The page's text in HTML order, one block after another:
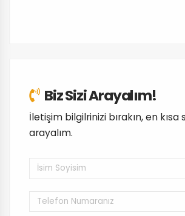
Biz Sizi Arayalım!
İletişim bilgilrinizi bırakın, en kısa
arayalım.